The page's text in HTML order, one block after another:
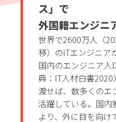
ス」で
外国籍エンジニ
世界で2600万人（
移）のITエンジニア
国内のエンジニア人
典：IT人材白書
渡せば、数多くのエ
活躍している。国内
より、外に目を向け